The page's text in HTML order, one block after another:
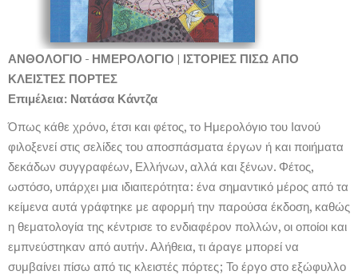
ΑΝΘΟΛΟΓΙΟ - ΗΜΕΡΟΛΟΓΙΟ | ΙΣΤΟΡΙΕΣ ΠΙΣΩ ΑΠΟ
ΚΛΕΙΣΤΕΣ ΠΟΡΤΕΣ
Επιμέλεια: Νατάσα Κάντζα
Όπως κάθε χρόνο, έτσι και φέτος, το Ημερολόγιο του Ιανού
φιλοξενεί στις σελίδες του αποσπάσματα έργων ή και ποιήματα
δεκάδων συγγραφέων, Ελλήνων, αλλά και ξένων. Φέτος,
ωστόσο, υπάρχει μια ιδιαιτερότητα: ένα σημαντικό μέρος από τα
κείμενα αυτά γράφτηκε με αφορμή την παρούσα έκδοση, καθώς
η θεματολογία της κέντρισε το ενδιαφέρον πολλών, οι οποίοι και
εμπνεύστηκαν από αυτήν. Αλήθεια, τι άραγε μπορεί να
συμβαίνει πίσω από τις κλειστές πόρτες; Το έργο στο εξώφυλλο